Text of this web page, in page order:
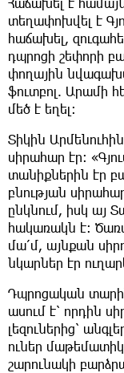
Հաճախել է
տեղափոխվել է
հաճախել,
դպրոցի շեփորի
փողային
ֆուտբոլ. Արամի
մեծ է եղել։
Տիկին
սիրահար էր։
տանիքներին էր
բնության
ընկնում, իսկ այ
հակառակն է։
մա՛մ, այնքան
նկարներ էր
Դպրոցական
ասում է՝ որդին
լեզուներից՝
ուներ
շարունակի